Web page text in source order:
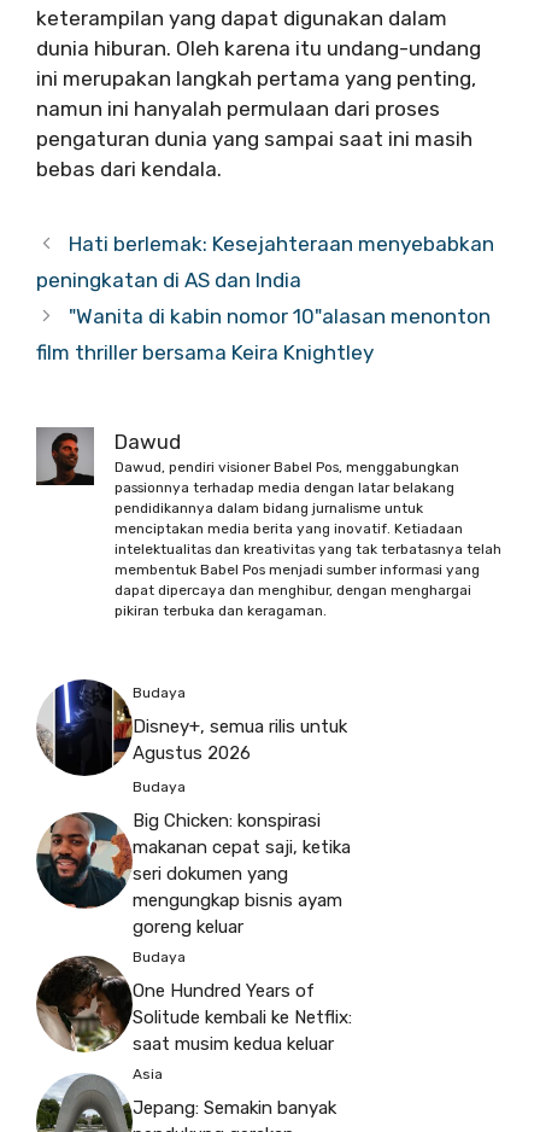
keterampilan yang dapat digunakan dalam
dunia hiburan. Oleh karena itu undang-undang
ini merupakan langkah pertama yang penting,
namun ini hanyalah permulaan dari proses
pengaturan dunia yang sampai saat ini masih
bebas dari kendala.
Hati berlemak: Kesejahteraan menyebabkan
peningkatan di AS dan India
"Wanita di kabin nomor 10"alasan menonton
film thriller bersama Keira Knightley
Dawud
Dawud, pendiri visioner Babel Pos, menggabungkan
passionnya terhadap media dengan latar belakang
pendidikannya dalam bidang jurnalisme untuk
menciptakan media berita yang inovatif. Ketiadaan
intelektualitas dan kreativitas yang tak terbatasnya telah
membentuk Babel Pos menjadi sumber informasi yang
dapat dipercaya dan menghibur, dengan menghargai
pikiran terbuka dan keragaman.
Budaya
Disney+, semua rilis untuk
Agustus 2026
Budaya
Big Chicken: konspirasi
makanan cepat saji, ketika
seri dokumen yang
mengungkap bisnis ayam
goreng keluar
Budaya
One Hundred Years of
Solitude kembali ke Netflix:
saat musim kedua keluar
Asia
Jepang: Semakin banyak